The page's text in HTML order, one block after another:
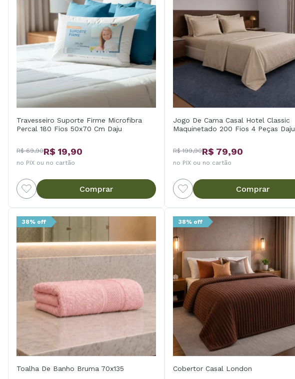
Travesseiro Suporte Firme Microfibra
Percal 180 Fios 50x70 Cm Daju
R$ 69,90R$ 19,90
no PIX ou no cartão
Comprar
Jogo De Cama Casal Hotel Classic
Maquinetado 200 Fios 4 Peças Daju
R$ 199,90R$ 79,90
no PIX ou no cartão
Comprar
38% off
Toalha De Banho Bruma 70x135
38% off
Cobertor Casal London